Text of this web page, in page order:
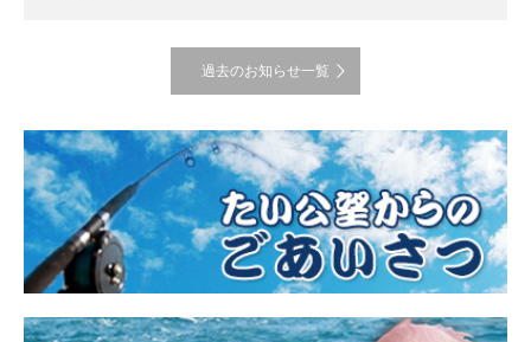
過去のお知らせ一覧